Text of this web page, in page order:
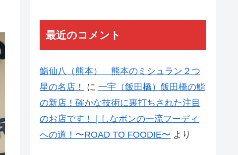
最近のコメント
鮨仙八（熊本） 熊本のミシュラン２つ
星の名店！
に 一宇（飯田橋）飯田橋の鮨
の新店！確かな技術に裏打ちされた注目
のお店です！ | しなボンの一流フーディ
への道！〜ROAD TO FOODIE〜 より